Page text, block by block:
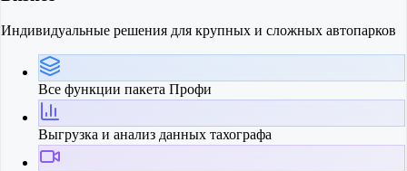
Индивидуальные решения для крупных и сложных автопарков
Все функции пакета Профи
Выгрузка и анализ данных тахографа